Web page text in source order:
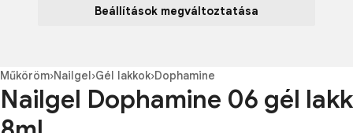
Beállítások megváltoztatása
Műköröm›Nailgel›Gél lakkok›Dophamine
Nailgel Dophamine 06 gél lakk